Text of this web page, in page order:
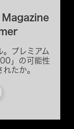
Magazine
。プレミアム
」の可能性
たか。